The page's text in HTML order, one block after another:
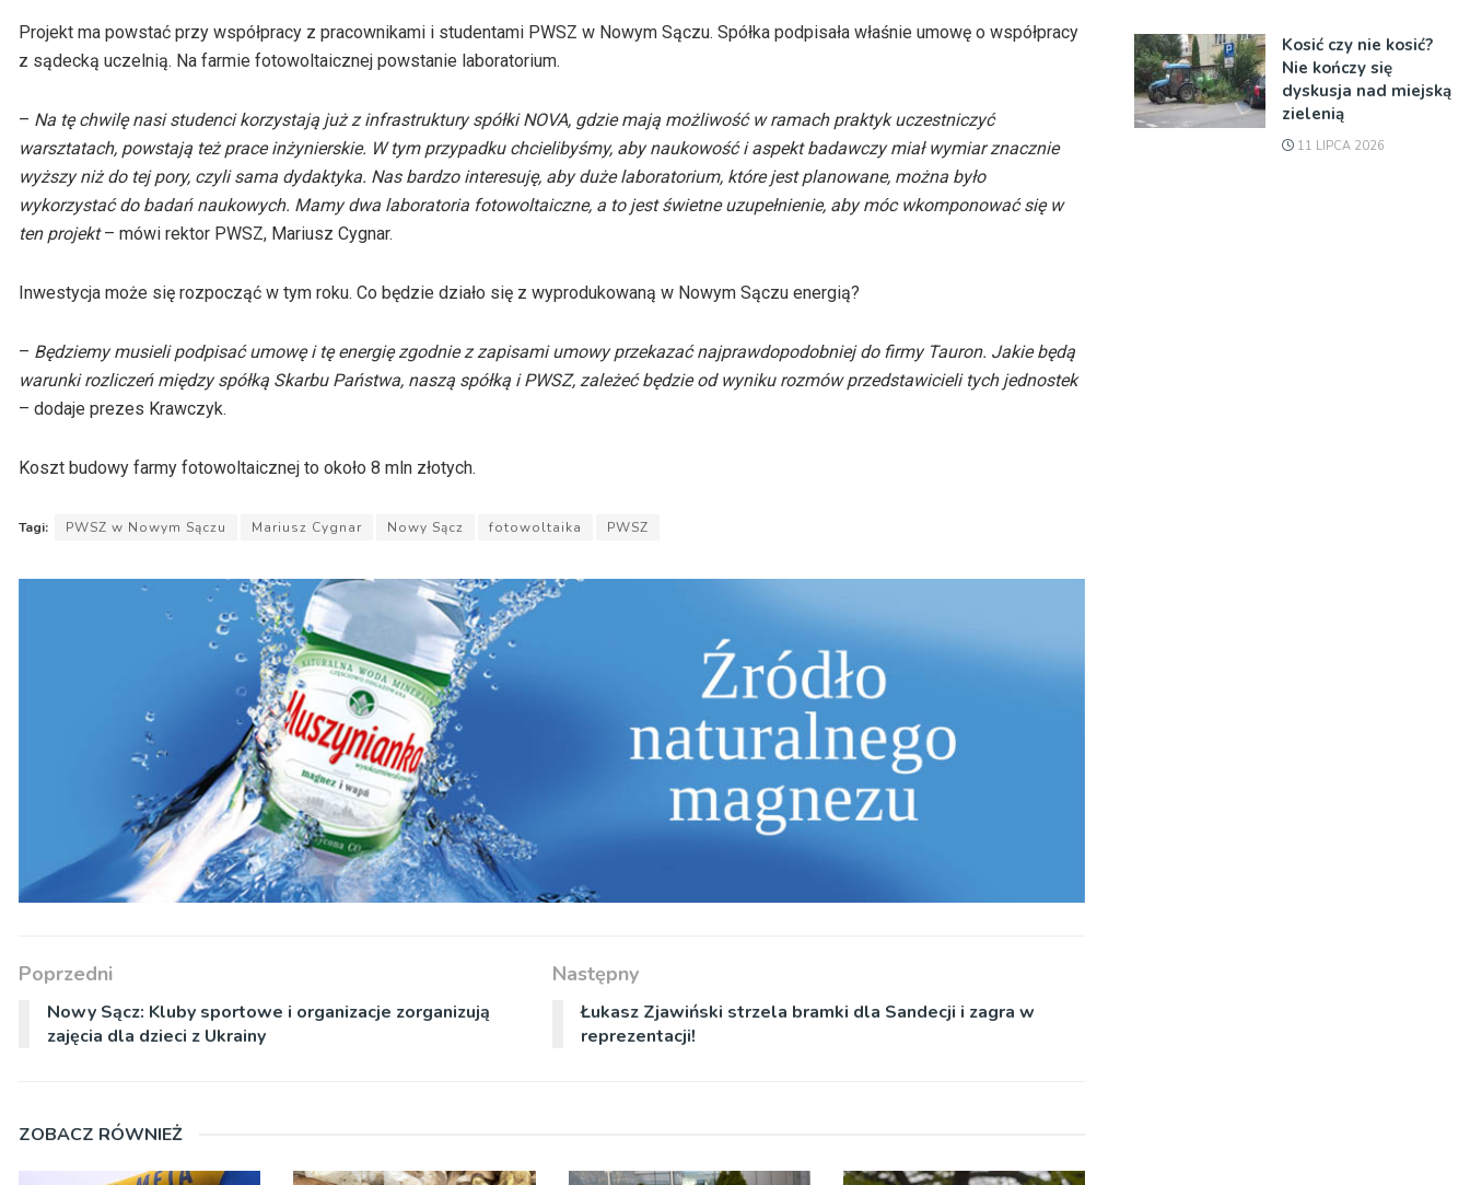
Projekt ma powstać przy współpracy z pracownikami i studentami PWSZ w Nowym Sączu. Spółka podpisała właśnie umowę o współpracy
z sądecką uczelnią. Na farmie fotowoltaicznej powstanie laboratorium.
– Na tę chwilę nasi studenci korzystają już z infrastruktury spółki NOVA, gdzie mają możliwość w ramach praktyk uczestniczyć
warsztatach, powstają też prace inżynierskie. W tym przypadku chcielibyśmy, aby naukowość i aspekt badawczy miał wymiar znacznie
wyższy niż do tej pory, czyli sama dydaktyka. Nas bardzo interesuję, aby duże laboratorium, które jest planowane, można było
wykorzystać do badań naukowych. Mamy dwa laboratoria fotowoltaiczne, a to jest świetne uzupełnienie, aby móc wkomponować się w
ten projekt– mówi rektor PWSZ, Mariusz Cygnar.
Inwestycja może się rozpocząć w tym roku. Co będzie działo się z wyprodukowaną w Nowym Sączu energią?
– Będziemy musieli podpisać umowę i tę energię zgodnie z zapisami umowy przekazać najprawdopodobniej do firmy Tauron. Jakie będą
warunki rozliczeń między spółką Skarbu Państwa, naszą spółką i PWSZ, zależeć będzie od wyniku rozmów przedstawicieli tych jednostek
– dodaje prezes Krawczyk.
Koszt budowy farmy fotowoltaicznej to około 8 mln złotych.
Tagi: PWSZ w Nowym Sączu Mariusz Cygnar Nowy Sącz fotowoltaika PWSZ
Poprzedni
Nowy Sącz: Kluby sportowe i organizacje zorganizują
zajęcia dla dzieci z Ukrainy
Następny
Łukasz Zjawiński strzela bramki dla Sandecji i zagra w
reprezentacji!
ZOBACZ RÓWNIEŻ
Kosić czy nie kosić?
Nie kończy się
dyskusja nad miejską
zielenią
11 LIPCA 2026